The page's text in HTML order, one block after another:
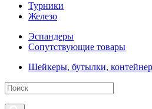
Турники
Железо
Эспандеры
Сопутствующие товары
Шейкеры, бутылки,